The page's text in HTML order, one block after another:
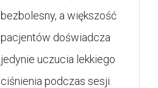
bezbolesny, a większość
pacjentów doświadcza
jedynie uczucia lekkiego
ciśnienia podczas sesji.